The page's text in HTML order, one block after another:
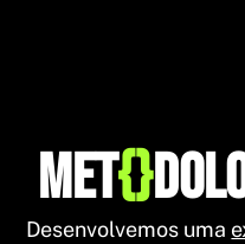
Met{}
Desenvolvemos uma